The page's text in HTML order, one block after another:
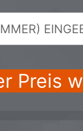
Preis